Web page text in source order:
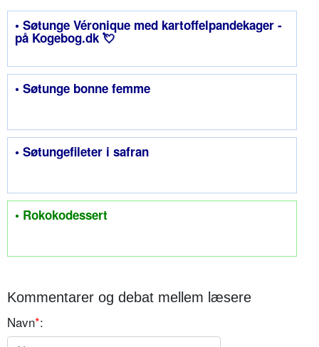
• Søtunge Véronique med kartoffelpandekager -
på Kogebog.dk 💘
• Søtunge bonne femme
• Søtungefileter i safran
• Rokokodessert
Kommentarer og debat mellem læsere
Navn*: